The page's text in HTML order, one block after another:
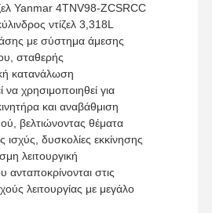
Yanmar 4TNV98-ZCSRCC
ντίζελ 3,318L
με σύστημα άμεσης
σταθερής
κατανάλωση
χρησιμοποιηθεί για
και αναβάθμιση
βελτιώνοντας θέματα
δυσκολίες εκκίνησης
λειτουργική
ανταποκρίνονται στις
λειτουργίας με μεγάλο